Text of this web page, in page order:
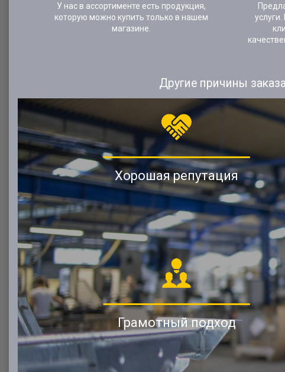
У нас в ассортименте есть продукция,
которую можно купить только в нашем
магазине.
Другие причины
Хорошая репутация
Грамотный подход